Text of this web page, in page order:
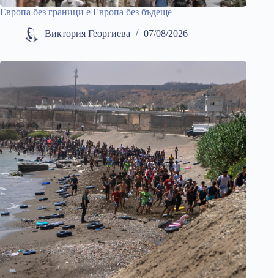
Европа без граници е Европа без бъдеще
Виктория Георгиева 07/08/2026